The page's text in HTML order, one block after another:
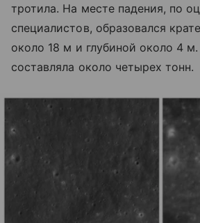
тротила. На месте падения, по
специалистов, образовался
около 18 м и глубиной около 4
составляла около четырех тонн.